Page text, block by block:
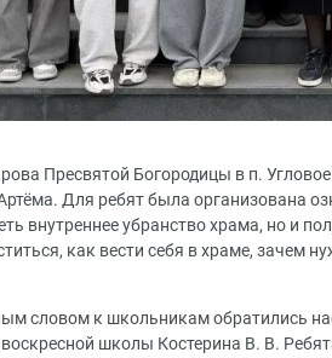
Пресвятой Богородицы в п.
Для ребят была организована
внутреннее убранство храма, но и
как вести себя в храме, зачем
словом к школьникам обратились
школы Костерина В. В.